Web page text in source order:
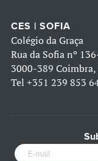
CES | SOFIA
Colégio da Graça
Rua da Sofia nº
3000-389
Tel +351 239 853